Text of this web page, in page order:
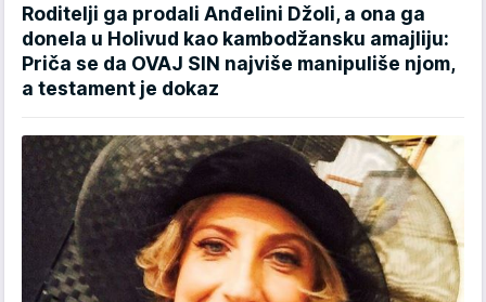
Roditelji ga prodali Anđelini Džoli, a ona ga
donela u Holivud kao kambodžansku amajliju:
Priča se da OVAJ SIN najviše manipuliše njom,
a testament je dokaz